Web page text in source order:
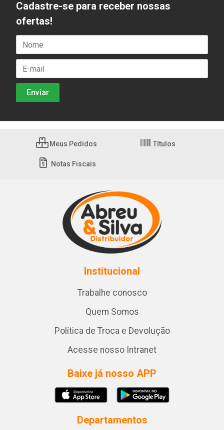
Cadastre-se para receber nossas
ofertas!
Meus Pedidos Títulos
Notas Fiscais
Institucional
Trabalhe conosco
Quem Somos
Política de Troca e Devolução
Acesse nosso Intranet
Baixe já nosso APP
Departamentos